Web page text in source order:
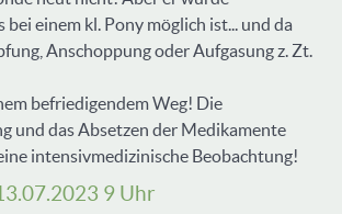
bei einem kl. Pony möglich ist... und da
Anschoppung oder Aufgasung z. Zt.
befriedigendem Weg! Die
und das Absetzen der Medikamente
intensivmedizinische Beobachtung!
9 Uhr